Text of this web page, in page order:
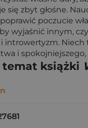
się zbyt głośne.
poczucie
wyjaśnić innym,
i introwertyzm.
i
temat książki